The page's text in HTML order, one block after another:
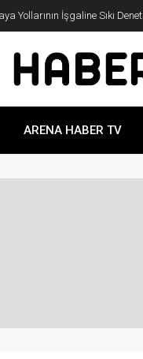
Yollarının İşgaline Sıkı
ARENA HABER TV